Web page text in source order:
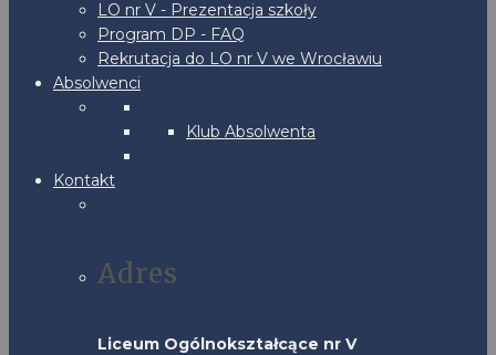
LO nr V - Prezentacja szkoły
Program DP - FAQ
Rekrutacja do LO nr V we Wrocławiu
Absolwenci
Klub Absolwenta
Kontakt
Adres
Liceum Ogólnokształcące nr V